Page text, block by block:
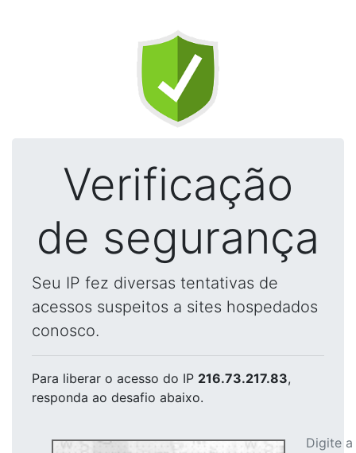
Verificação
de segurança
Seu IP fez diversas tentativas de
acessos suspeitos a sites hospedados
conosco.
Para liberar o acesso do IP 216.73.217.83,
responda ao desafio abaixo.
Digite